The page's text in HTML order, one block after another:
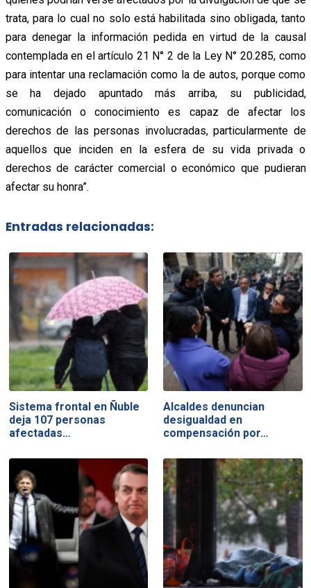
trata, para lo cual no solo está habilitada sino obligada, tanto
para denegar la información pedida en virtud de la causal
contemplada en el artículo 21 N° 2 de la Ley N° 20.285, como
para intentar una reclamación como la de autos, porque como
se ha dejado apuntado más arriba, su publicidad,
comunicación o conocimiento es capaz de afectar los
derechos de las personas involucradas, particularmente de
aquellos que inciden en la esfera de su vida privada o
derechos de carácter comercial o económico que pudieran
afectar su honra”.
Entradas relacionadas:
Sistema frontal en Ñuble
deja 107 personas
afectadas…
Alcaldes denuncian
desigualdad en
compensación por…